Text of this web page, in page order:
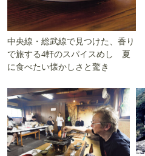
中央線・総武線で見つけた、香り
で旅する4軒のスパイスめし 夏
に食べたい懐かしさと驚き